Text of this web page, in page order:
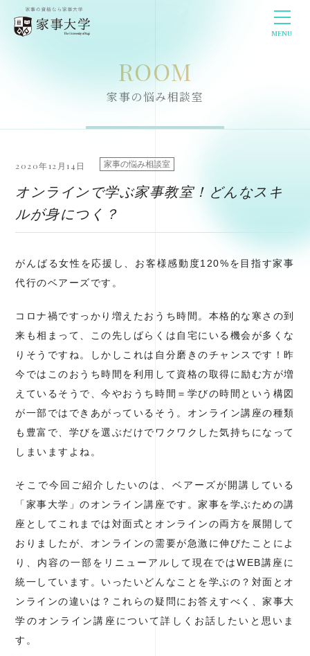
MENU
ROOM
家事の悩み相談室
2020年12月14日 家事の悩み相談室
オンラインで学ぶ家事教室！どんなスキ
ルが身につく？
がんばる女性を応援し、お客様感動度120%を目指す家事
代行のベアーズです。
コロナ禍ですっかり増えたおうち時間。本格的な寒さの到
来も相まって、この先しばらくは自宅にいる機会が多くな
りそうですね。しかしこれは自分磨きのチャンスです！昨
今ではこのおうち時間を利用して資格の取得に励む方が増
えているそうで、今やおうち時間＝学びの時間という構図
が一部ではできあがっているそう。オンライン講座の種類
も豊富で、学びを選ぶだけでワクワクした気持ちになって
しまいますよね。
そこで今回ご紹介したいのは、ベアーズが開講している
「家事大学」のオンライン講座です。家事を学ぶための講
座としてこれまでは対面式とオンラインの両方を展開して
おりましたが、オンラインの需要が急激に伸びたことによ
り、内容の一部をリニューアルして現在ではWEB講座に
統一しています。いったいどんなことを学ぶの？対面とオ
ンラインの違いは？これらの疑問にお答えすべく、家事大
学のオンライン講座について詳しくお話したいと思いま
す。